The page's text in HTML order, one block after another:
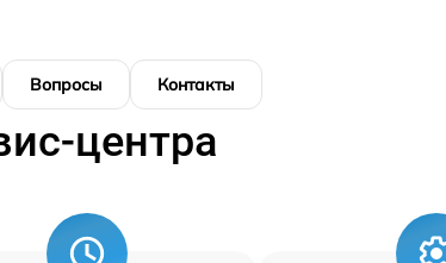
Вопросы Контакты
центра